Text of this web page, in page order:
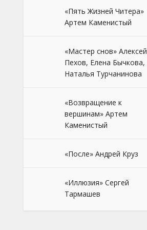
«Пять Жизней Читера»
Артем Каменистый
«Мастер снов» Алексей
Пехов, Елена Бычкова,
Наталья Турчанинова
«Возвращение к
вершинам» Артем
Каменистый
«После» Андрей Круз
«Иллюзия» Сергей
Тармашев